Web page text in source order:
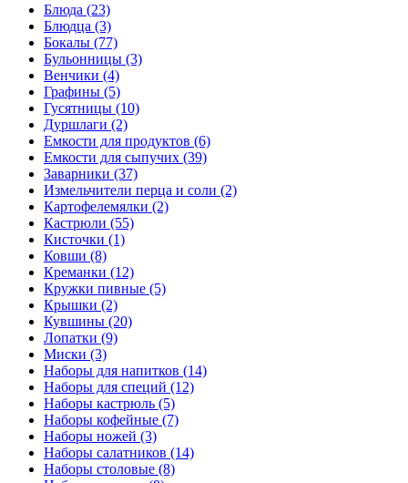
Блюда (23)
Блюдца (3)
Бокалы (77)
Бульонницы (3)
Венчики (4)
Графины (5)
Гусятницы (10)
Дуршлаги (2)
Емкости для продуктов (6)
Емкости для сыпучих (39)
Заварники (37)
Измельчители перца и соли (2)
Картофелемялки (2)
Кастрюли (55)
Кисточки (1)
Ковши (8)
Креманки (12)
Кружки пивные (5)
Крышки (2)
Кувшины (20)
Лопатки (9)
Миски (3)
Наборы для напитков (14)
Наборы для специй (12)
Наборы кастрюль (5)
Наборы кофейные (7)
Наборы ножей (3)
Наборы салатников (14)
Наборы столовые (8)